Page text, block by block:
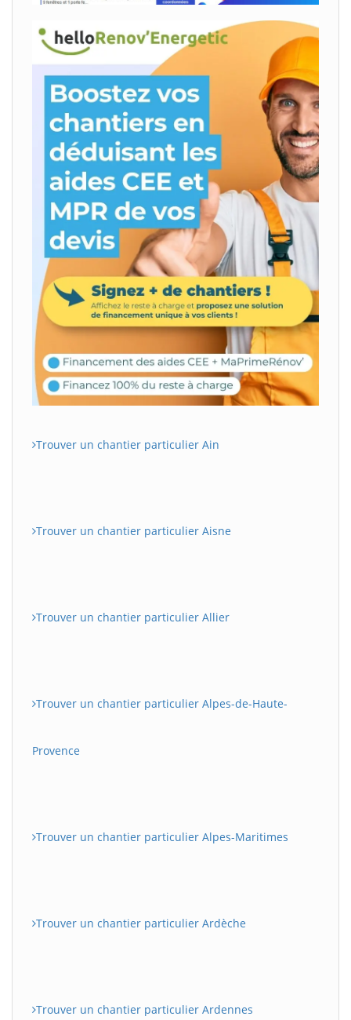
Trouver un chantier particulier Ain
Trouver un chantier particulier Aisne
Trouver un chantier particulier Allier
Trouver un chantier particulier Alpes-de-Haute-
Provence
Trouver un chantier particulier Alpes-Maritimes
Trouver un chantier particulier Ardèche
Trouver un chantier particulier Ardennes